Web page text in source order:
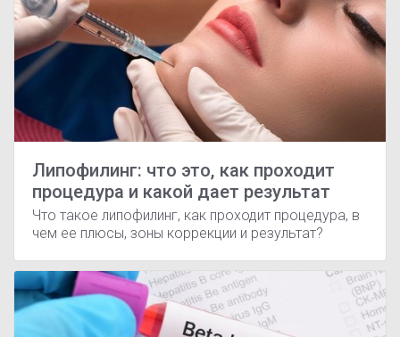
Липофилинг: что это, как проходит
процедура и какой дает результат
Что такое липофилинг, как проходит процедура, в
чем ее плюсы, зоны коррекции и результат?